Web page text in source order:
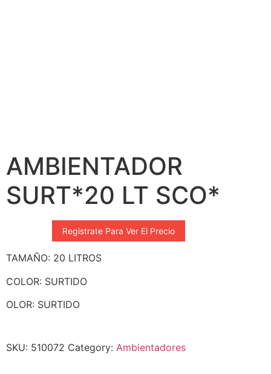
AMBIENTADOR
SURT*20 LT SCO*
Registrate Para Ver El Precio
TAMAÑO: 20 LITROS
COLOR: SURTIDO
OLOR: SURTIDO
SKU: 510072 Category: Ambientadores